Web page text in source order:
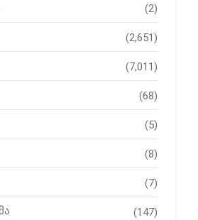
(2)
(2,651)
(7,011)
(68)
(5)
(8)
(7)
(147)